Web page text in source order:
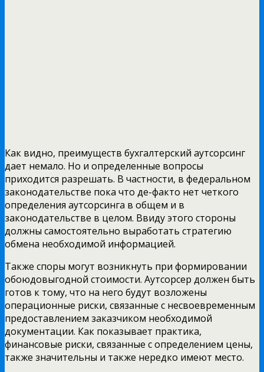
Как видно, преимуществ бухгалтерский аутсорсинг
дает немало. Но и определенные вопросы
приходится разрешать. В частности, в федеральном
законодательстве пока что де-факто нет четкого
определения аутсорсинга в общем и в
законодательстве в целом. Ввиду этого стороны
должны самостоятельно выработать стратегию
обмена необходимой информацией.
Также споры могут возникнуть при формировании
обоюдовыгодной стоимости. Аутсорсер должен быть
готов к тому, что на него будут возложены
операционные риски, связанные с несвоевременным
предоставлением заказчиком необходимой
документации. Как показывает практика,
финансовые риски, связанные с определением цены,
также значительны и также нередко имеют место.